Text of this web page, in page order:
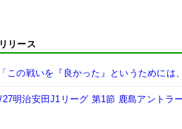
リース
この戦いを『良かった』というためには
27明治安田J1リーグ 第1節 鹿島アントラ